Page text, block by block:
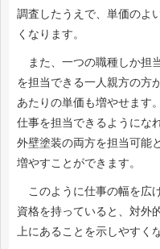
調査したうえで、単価のよ
くなります。
また、一つの職種しか担
を担当できる一人親方の方
あたりの単価も増やせます
仕事を担当できるようにな
外壁塗装の両方を担当可能
増やすことができます。
このように仕事の幅を広
資格を持っていると、対外
上にあることを示しやすく